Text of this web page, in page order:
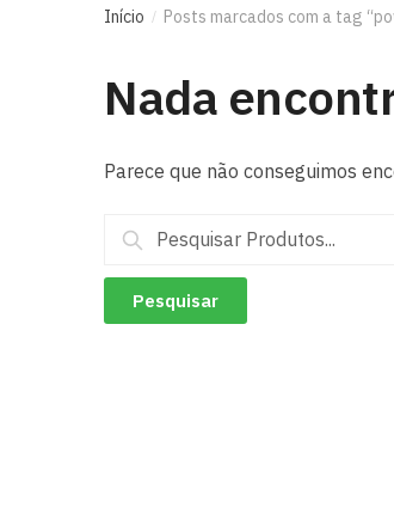
Início / Posts marcados com a tag
Nada
Parece que não conseguimos
Pesquisar